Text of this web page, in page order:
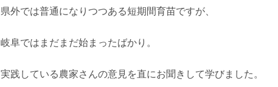
県外では普通になりつつある短期間育苗ですが、
岐阜ではまだまだ始まったばかり。
実践している農家さんの意見を直にお聞きして学びました。